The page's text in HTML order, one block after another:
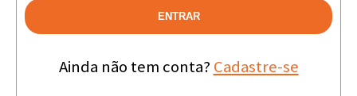
ENTRAR
Ainda não tem conta? Cadastre-se